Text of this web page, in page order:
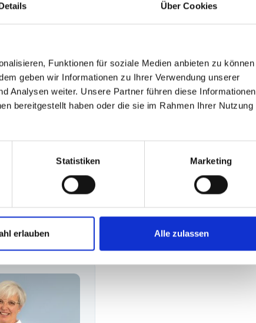
Über Cookies
Funktionen für soziale Medien anbieten zu können
geben wir Informationen zu Ihrer Verwendung unserer
Analysen weiter. Unsere Partner führen diese Informationen
bereitgestellt haben oder die sie im Rahmen Ihrer Nutzung
Statistiken Marketing
erlauben Alle zulassen
Fragen?
wir sind gerne für Sie da!